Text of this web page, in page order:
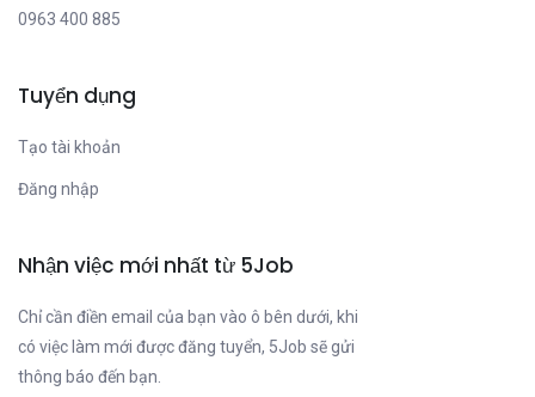
0963 400 885
Tuyển dụng
Tạo tài khoản
Đăng nhập
Nhận việc mới nhất từ 5Job
Chỉ cần điền email của bạn vào ô bên dưới, khi
có việc làm mới được đăng tuyển, 5Job sẽ gửi
thông báo đến bạn.